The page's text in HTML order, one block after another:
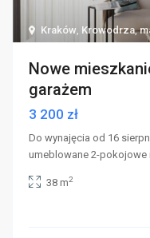
Kraków, Krowodrza,
Nowe
garażem
3 200 zł
Do wynajęcia od 16
umeblowane 2-pokojowe
38 m2